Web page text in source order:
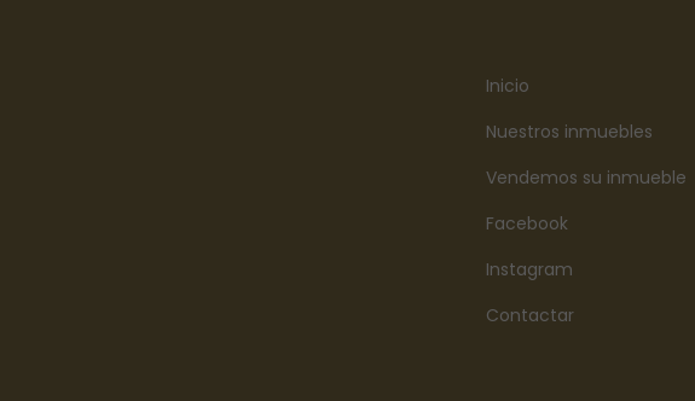
Inicio
Nuestros inmuebles
Vendemos su inmueble
Facebook
Instagram
Contactar